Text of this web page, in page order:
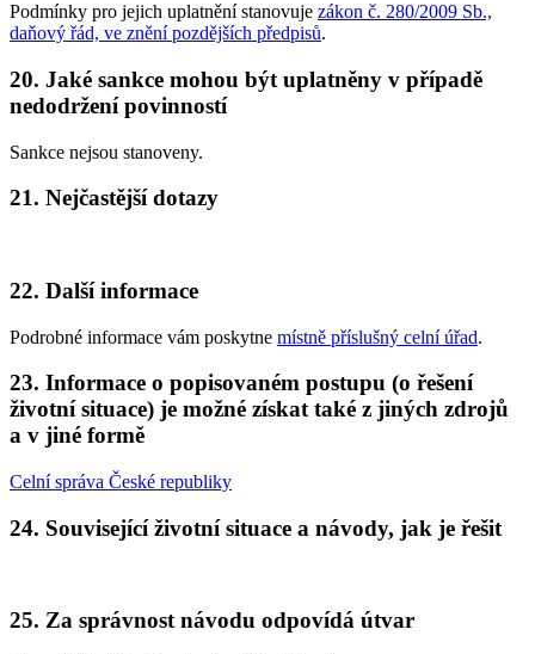
Podmínky pro jejich uplatnění stanovuje zákon č. 280/2009 Sb.,
daňový řád, ve znění pozdějších předpisů.
20. Jaké sankce mohou být uplatněny v případě
nedodržení povinností
Sankce nejsou stanoveny.
21. Nejčastější dotazy
22. Další informace
Podrobné informace vám poskytne místně příslušný celní úřad.
23. Informace o popisovaném postupu (o řešení
životní situace) je možné získat také z jiných zdrojů
a v jiné formě
Celní správa České republiky
24. Související životní situace a návody, jak je řešit
25. Za správnost návodu odpovídá útvar